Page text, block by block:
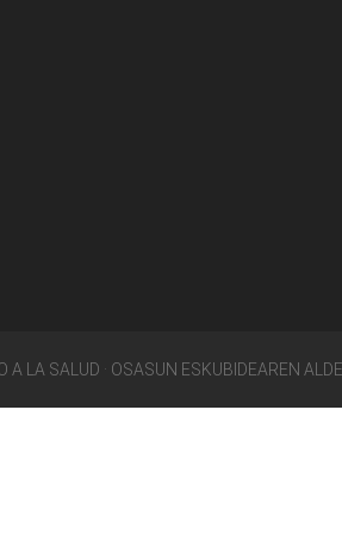
A LA SALUD · OSASUN ESKUBIDEAREN